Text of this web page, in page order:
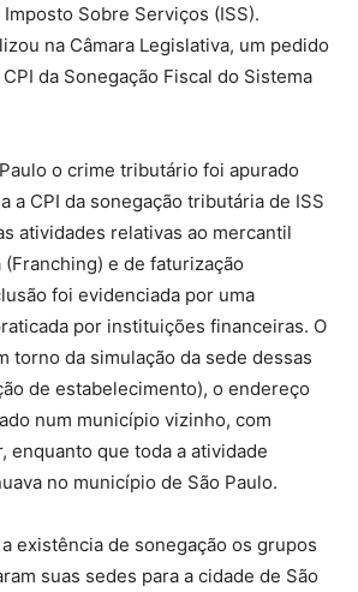
Sobre Serviços (ISS).
na Câmara Legislativa, um pedido
da Sonegação Fiscal do Sistema
o crime tributário foi apurado
a CPI da sonegação tributária de ISS
atividades relativas ao mercantil
e de faturização
foi evidenciada por uma
por instituições financeiras. O
torno da simulação da sede dessas
de estabelecimento), o endereço
num município vizinho, com
enquanto que toda a atividade
no município de São Paulo.
existência de sonegação os grupos
suas sedes para a cidade de São